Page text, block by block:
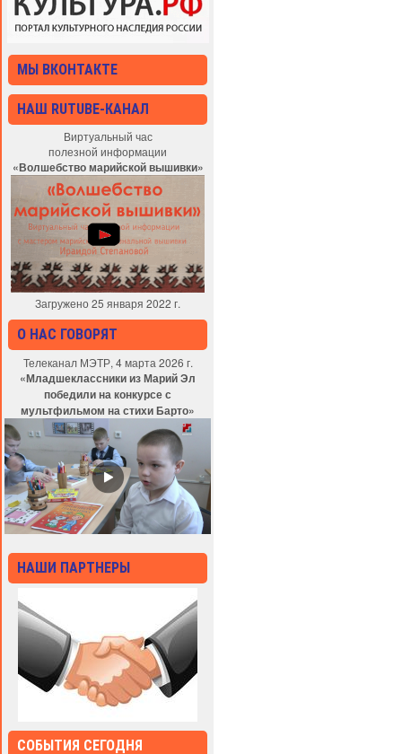
МЫ ВКОНТАКТЕ
НАШ RUTUBE-КАНАЛ
Виртуальный час
полезной информации
«Волшебство марийской вышивки»
Загружено 25 января 2022 г.
О НАС ГОВОРЯТ
Телеканал МЭТР, 4 марта 2026 г.
«Младшеклассники из Марий Эл
победили на конкурсе с
мультфильмом на стихи Барто»
НАШИ ПАРТНЕРЫ
СОБЫТИЯ СЕГОДНЯ